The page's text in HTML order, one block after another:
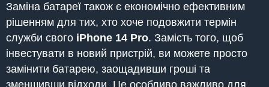
Заміна батареї також є економічно ефективним
рішенням для тих, хто хоче подовжити термін
служби свого iPhone 14 Pro. Замість того, щоб
інвестувати в новий пристрій, ви можете просто
замінити батарею, заощадивши гроші та